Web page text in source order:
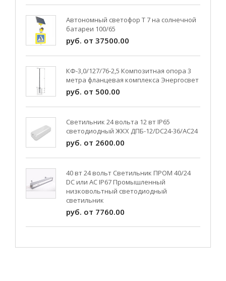
Автономный светофор Т 7 на солнечной
батареи 100/65
руб. от 37500.00
КФ-3,0/127/76-2,5 Композитная опора 3
метра фланцевая комплекса Энергосвет
руб. от 500.00
Светильник 24 вольта 12 вт IP65
светодиодный ЖКХ ДПБ-12/DC24-36/АС24
руб. от 2600.00
40 вт 24 вольт Светильник ПРОМ 40/24
DC или AC IP67 Промышленный
низковольтный светодиодный
светильник
руб. от 7760.00